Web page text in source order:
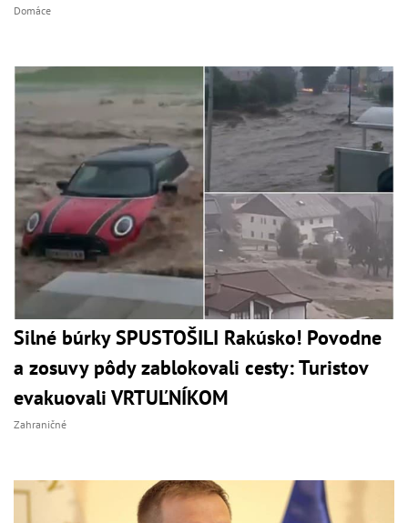
Domáce
Silné búrky SPUSTOŠILI Rakúsko! Povodne
a zosuvy pôdy zablokovali cesty: Turistov
evakuovali VRTUĽNÍKOM
Zahraničné